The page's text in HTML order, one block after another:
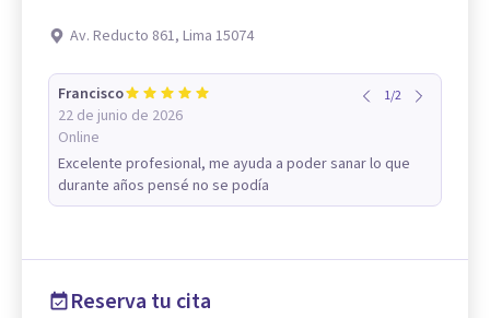
Av. Reducto 861, Lima 15074
Francisco
22 de junio de 2026
Online
1/2
Excelente profesional, me ayuda a poder sanar lo que
durante años pensé no se podía
Reserva tu cita